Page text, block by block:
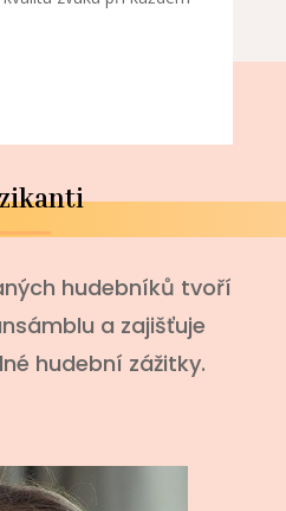
hudebníků tvoří
a zajišťuje
hudební zážitky.